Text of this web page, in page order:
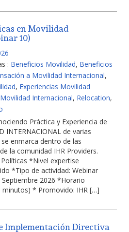
en Movilidad
10)
: Beneficios Movilidad, Beneficios
a Movilidad Internacional,
, Experiencias Movilidad
Internacional, Relocation,
Práctica y Experiencia de
INTERNACIONAL de varias
enmarca dentro de las
la comunidad IHR Providers.
*Nivel expertise
*Tipo de actividad: Webinar
2026 *Horario
minutos) * Promovido: IHR […]
Implementación Directiva